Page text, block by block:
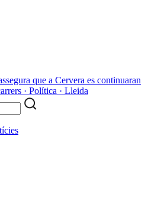
que a Cervera es continuaran
· Política · Lleida